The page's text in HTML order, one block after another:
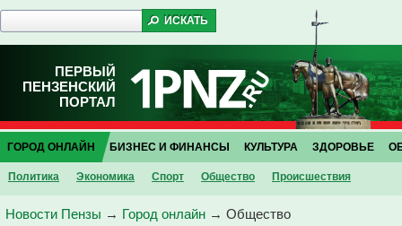
ПЕРВЫЙ
ПЕНЗЕНСКИЙ
ПОРТАЛ
ГОРОД ОНЛАЙН
Политика Экономика Спорт Общество Проиcшествия
БИЗНЕС И ФИНАНСЫ КУЛЬТУРА ЗДОРОВЬЕ
Новости Пензы → Город онлайн → Общество